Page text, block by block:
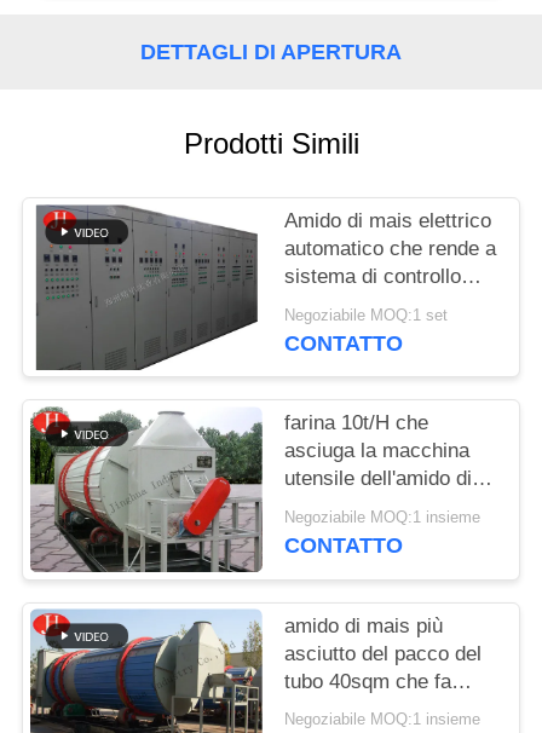
CONTATTACI
CHIEDI UN
PREVENTIVO
MAPPA
DEL
SITO
POLITICA
SULLA
PRIVACY
DETTAGLI DI APERTURA
Prodotti Simili
Amido di mais elettrico
automatico che rende a
sistema di controllo
prestazione di
funzionamento stabile
Negoziabile MOQ:1 set
CONTATTO
farina 10t/H che
asciuga la macchina
utensile dell'amido di
mais
Negoziabile MOQ:1 insieme
CONTATTO
amido di mais più
asciutto del pacco del
tubo 40sqm che fa
macchina
Negoziabile MOQ:1 insieme